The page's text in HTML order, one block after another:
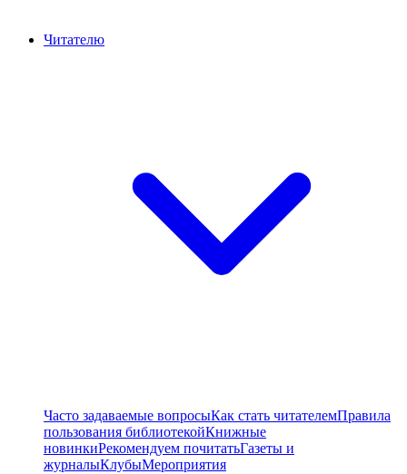
Читателю
Часто задаваемые вопросыКак стать читателемПравила
пользования библиотекойКнижные
новинкиРекомендуем почитатьГазеты и
журналыКлубыМероприятия